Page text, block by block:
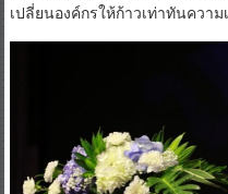
เปลี่ยนองค์กรให้ก้าวเท่าทันควา